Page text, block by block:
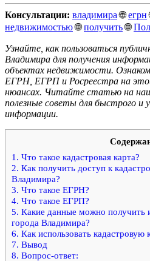
Консультации: владимира🌐егрн
недвижимостью🌐получить🌐
Узнайте, как пользоваться
Владимира для получения
объектах недвижимости.
ЕГРН, ЕГРП и Росреестра на
нюансах. Читайте статью на
полезные советы для быстрого и
информации.
1. Что такое кадастровая карта?
2. Как получить доступ к
Владимира?
3. Что такое ЕГРН?
4. Что такое ЕГРП?
5. Какие данные можно получить
города Владимира?
6. Как использовать кадастровую
7. Вывод
8. Вопрос-ответ: